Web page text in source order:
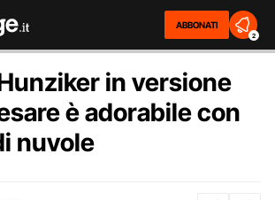
ABBONATI
2
in versione
è adorabile con
nuvole